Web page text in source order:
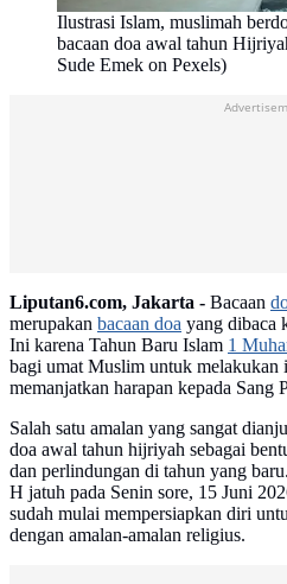
Ilustrasi Islam, muslimah
bacaan doa awal tahun
Sude Emek on Pexels)
Liputan6.com, Jakarta - Bacaan
merupakan bacaan doa yang dibaca
Ini karena Tahun Baru Islam 1
bagi umat Muslim untuk melakukan
memanjatkan harapan kepada Sang
Salah satu amalan yang sangat
doa awal tahun hijriyah sebagai
dan perlindungan di tahun yang
H jatuh pada Senin sore, 15 Juni
sudah mulai mempersiapkan diri
dengan amalan-amalan religius.